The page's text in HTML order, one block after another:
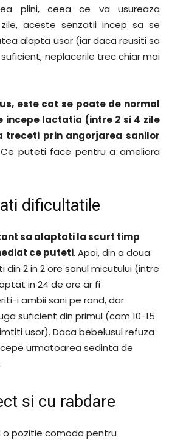
plini, ceea ce va usureaza
aceste senzatii incep sa se
alapta usor (iar daca reusiti sa
neplacerile trec chiar mai
este cat se poate de normal
incepe lactatia (intre 2 si 4 zile
treceti prin angorjarea sanilor
puteti face pentru a ameliora
dificultatile
sa alaptati la scurt timp
ce puteti. Apoi, din a doua
din 2 in 2 ore sanul micutului (intre
in 24 de ore ar fi
i ambii sani pe rand, dar
suficient din primul (cam 10-15
usor). Daca bebelusul refuza
urmatoarea sedinta de
si cu rabdare
o pozitie comoda pentru